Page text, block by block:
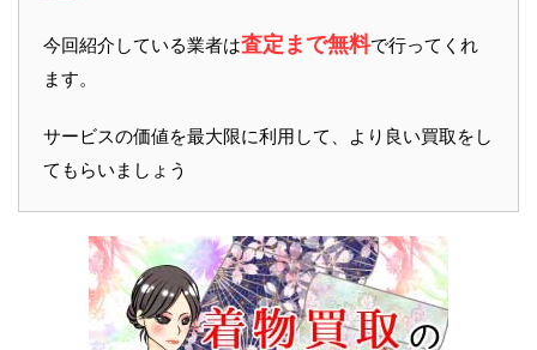
今回紹介している業者は査定まで無料で行ってくれ
ます。
サービスの価値を最大限に利用して、より良い買取をし
てもらいましょう